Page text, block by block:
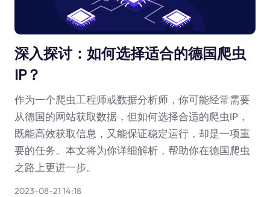
深入探讨：如何选择适合的德国爬虫
IP？
作为一个爬虫工程师或数据分析师，你可能经常需要
从德国的网站获取数据，但如何选择合适的爬虫IP，
既能高效获取信息，又能保证稳定运行，却是一项重
要的任务。本文将为你详细解析，帮助你在德国爬虫
之路上更进一步。
2023-08-21 14:18